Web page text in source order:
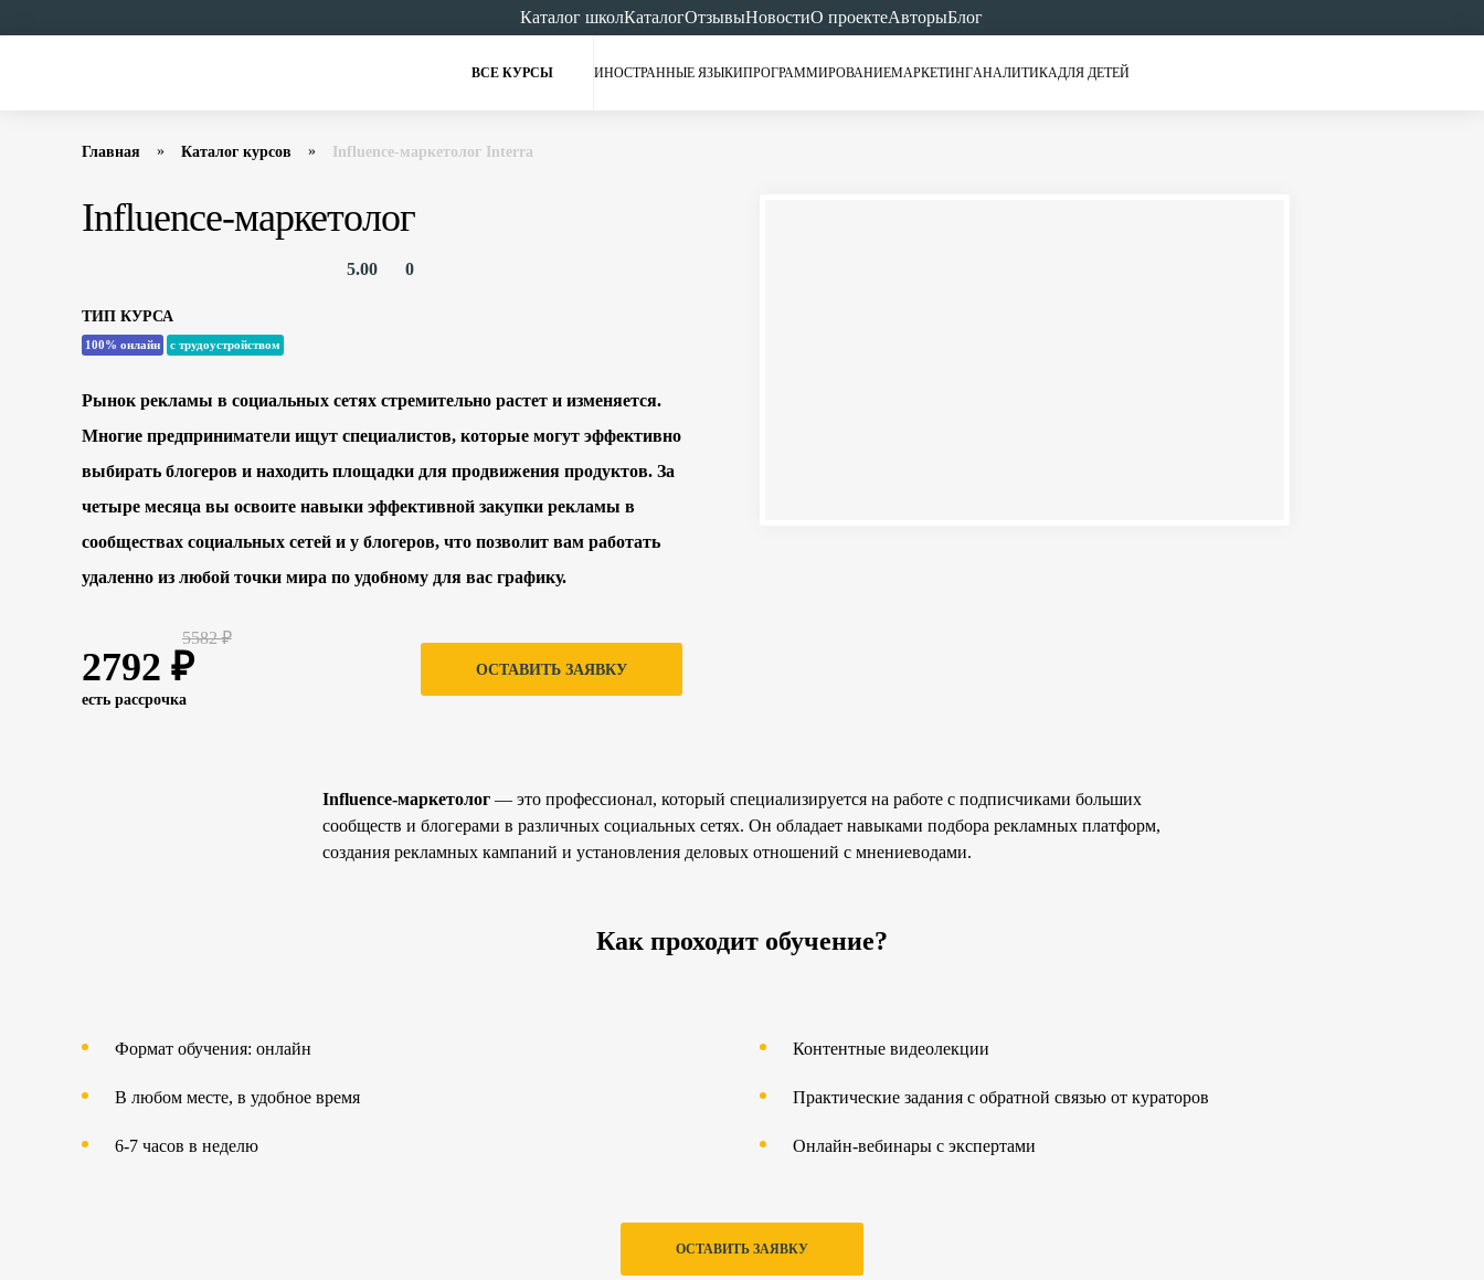
Каталог школКаталогОтзывыНовостиО проектеАвторыБлог
ВСЕ КУРСЫ ИНОСТРАННЫЕ ЯЗЫКИПРОГРАММИРОВАНИЕМАРКЕТИНГАНАЛИТИКАДЛЯ ДЕТЕЙ
Главная Каталог курсов Influence-маркетолог Interra
Influence-маркетолог
5.00 0
ТИП КУРСА
100% онлайн с трудоустройством
Рынок рекламы в социальных сетях стремительно растет и изменяется.
Многие предприниматели ищут специалистов, которые могут эффективно
выбирать блогеров и находить площадки для продвижения продуктов. За
четыре месяца вы освоите навыки эффективной закупки рекламы в
сообществах социальных сетей и у блогеров, что позволит вам работать
удаленно из любой точки мира по удобному для вас графику.
5582 ₽
2792 ₽
есть рассрочка
ОСТАВИТЬ ЗАЯВКУ
Influence-маркетолог — это профессионал, который специализируется на работе с подписчиками больших
сообществ и блогерами в различных социальных сетях. Он обладает навыками подбора рекламных платформ,
создания рекламных кампаний и установления деловых отношений с мнениеводами.
Как проходит обучение?
Формат обучения: онлайн
В любом месте, в удобное время
6-7 часов в неделю
Контентные видеолекции
Практические задания с обратной связью от кураторов
Онлайн-вебинары с экспертами
ОСТАВИТЬ ЗАЯВКУ